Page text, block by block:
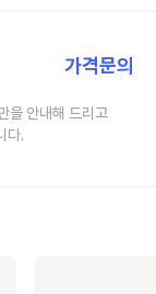
가격문의
을 안내해 드리고
다.